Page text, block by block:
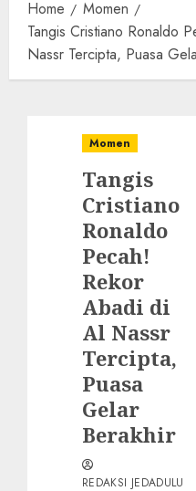
Home
Momen
Tangis Cristiano Ronaldo
Nassr Tercipta, Puasa
Momen
Tangis
Cristiano
Ronaldo
Pecah!
Rekor
Abadi di
Al Nassr
Tercipta,
Puasa
Gelar
Berakhir
REDAKSI JEDADULU